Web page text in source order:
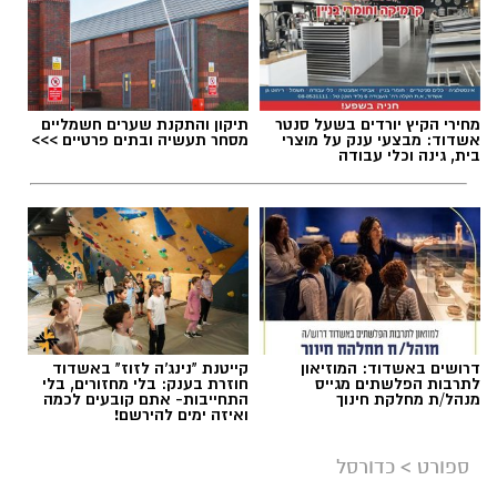
תגים:מכבי אשדוד, דן קצירמחירי הקיץ יורדים בשעל סנטר
אשדוד: מבצעי ענק על מוצרי
בית, גינה וכלי עבודה
תיקון והתקנת שערים חשמליים
מסחר תעשיה ובתים פרטיים >>>
דרושים באשדוד: המוזיאון
לתרבות הפלשתים מגייס
מנהל/ת מחלקת חינוך
קייטנת "נינג'ה לזוז" באשדוד
חוזרת בענק: בלי מחזורים, בלי
התחייבות- אתם קובעים לכמה
ואיזה ימים להירשם!
ספורט > כדורסל